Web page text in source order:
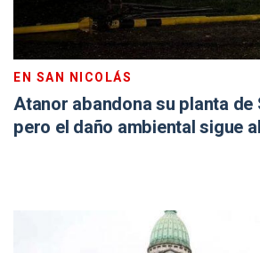
EN SAN NICOLÁS
Atanor abandona su planta de
pero el daño ambiental sigue